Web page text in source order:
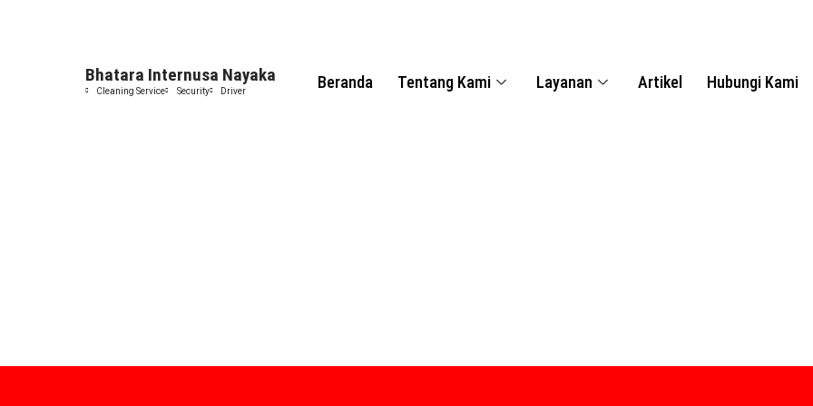
Bhatara Internusa Nayaka
Cleaning Service Security Driver Beranda Tentang Kami Layanan Artikel Hubungi Kami